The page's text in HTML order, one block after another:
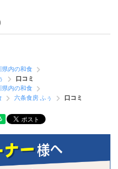
県内の和食
口コミ
県内の和食
六条食房 ふぅ 口コミ